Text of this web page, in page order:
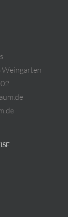
Weingarten